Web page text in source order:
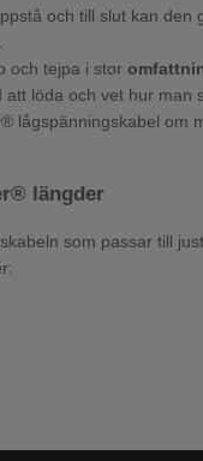
och till slut kan den
och tejpa i stor
att löda och vet hur man
lågspänningskabel om
längder
som passar till